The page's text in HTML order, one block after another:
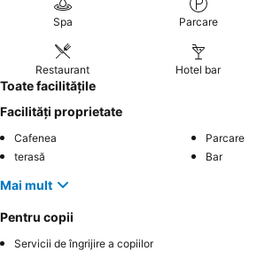
Spa Parcare
Restaurant Hotel bar
Toate facilitățile
Facilități proprietate
Cafenea
Parcare
terasă
Bar
Mai mult
Pentru copii
Servicii de îngrijire a copiilor